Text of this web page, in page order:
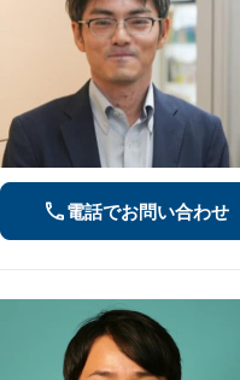
電話でお問い合わせ